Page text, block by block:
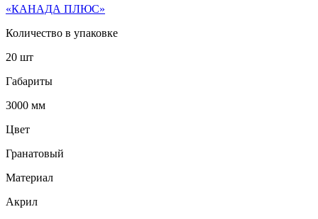
«КАНАДА ПЛЮС»
Количество в упаковке
20 шт
Габариты
3000 мм
Цвет
Гранатовый
Материал
Акрил